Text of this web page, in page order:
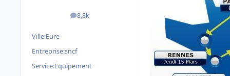
8,8k
messages
Ville:Eure
Entreprise:sncf
Service:Equipement